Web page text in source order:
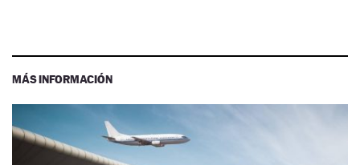
MÁS INFORMACIÓN